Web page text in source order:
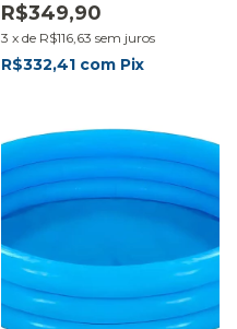
R$349,90
3 x de R$116,63 sem juros
R$332,41 com Pix